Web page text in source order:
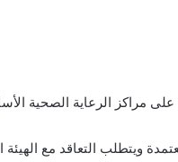
مراكز الرعاية الصحية
ويتطلب التعاقد مع الهيئة